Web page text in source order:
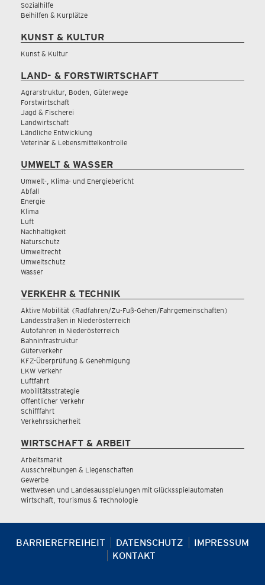
Sozialhilfe
Beihilfen & Kurplätze
KUNST & KULTUR
Kunst & Kultur
LAND- & FORSTWIRTSCHAFT
Agrarstruktur, Boden, Güterwege
Forstwirtschaft
Jagd & Fischerei
Landwirtschaft
Ländliche Entwicklung
Veterinär & Lebensmittelkontrolle
UMWELT & WASSER
Umwelt-, Klima- und Energiebericht
Abfall
Energie
Klima
Luft
Nachhaltigkeit
Naturschutz
Umweltrecht
Umweltschutz
Wasser
VERKEHR & TECHNIK
Aktive Mobilität (Radfahren/Zu-Fuß-Gehen/Fahrgemeinschaften)
Landesstraßen in Niederösterreich
Autofahren in Niederösterreich
Bahninfrastruktur
Güterverkehr
KFZ-Überprüfung & Genehmigung
LKW Verkehr
Luftfahrt
Mobilitätsstrategie
Öffentlicher Verkehr
Schifffahrt
Verkehrssicherheit
WIRTSCHAFT & ARBEIT
Arbeitsmarkt
Ausschreibungen & Liegenschaften
Gewerbe
Wettwesen und Landesausspielungen mit Glücksspielautomaten
Wirtschaft, Tourismus & Technologie
BARRIEREFREIHEIT DATENSCHUTZ
IMPRESSUM
KONTAKT